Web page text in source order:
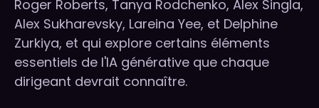
Roger Roberts, Tanya Rodchenko, Alex Singla,
Alex Sukharevsky, Lareina Yee, et Delphine
Zurkiya, et qui explore certains éléments
essentiels de l'IA générative que chaque
dirigeant devrait connaître.